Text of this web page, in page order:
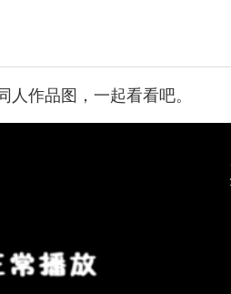
作品图，一起看看吧。